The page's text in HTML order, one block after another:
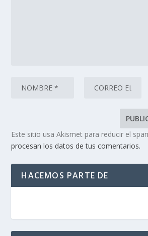
Este sitio usa Akismet para reducir el
procesan los datos de tus comentarios.
HACEMOS PARTE DE